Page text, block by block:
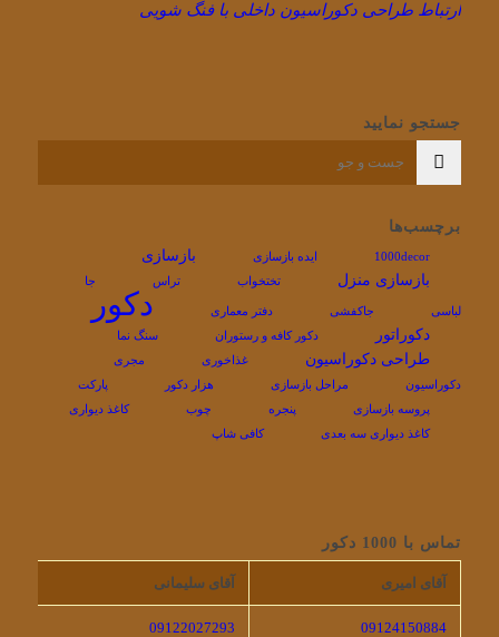
ارتباط طراحی دکوراسیون داخلی با فنگ شویی
جستجو نمایید
برچسب‌ها
1000decor ایده بازسازی
بازسازی
بازسازی منزل
تختخواب تراس جا
لباسی جاکفشی دفتر معماری دکور
دکوراتور دکور کافه و رستوران سنگ نما
طراحی دکوراسیون غذاخوری
مجری
دکوراسیون
مراحل بازسازی هزار دکور
پارکت
پروسه بازسازی
پنجره چوب
کاغذ دیواری
کاغذ دیواری سه بعدی
کافی شاپ
تماس با 1000 دکور
آقای امیری آقای سلیمانی
09124150884
09122027293